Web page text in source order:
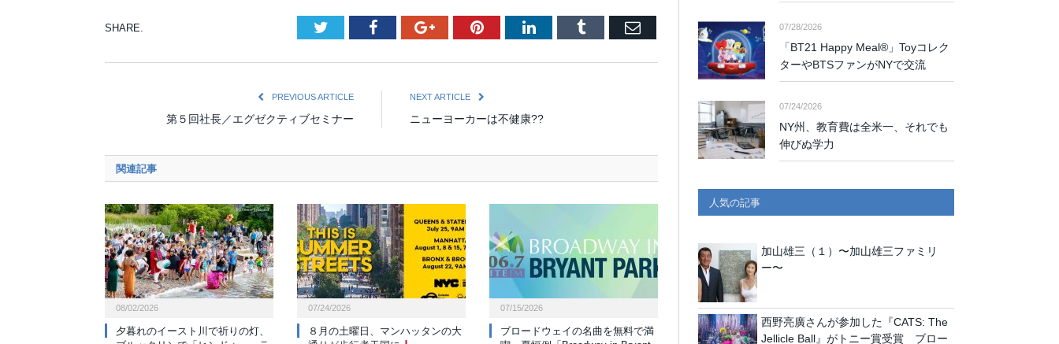
SHARE. Twitter FacebookGoogle+PinterestLinkedInTumblr Email
PREVIOUS ARTICLE
第５回社長／エグゼクティブセミナー
NEXT ARTICLE
ニューヨーカーは不健康??
関連記事
08/02/2026
夕暮れのイースト川で祈りの灯、
07/24/2026
８月の土曜日、マンハッタンの大
07/15/2026
ブロードウェイの名曲を無料で満
07/28/2026
「BT21 Happy Meal®」Toyコレク
ターやBTSファンがNYで交流
07/24/2026
NY州、教育費は全米一、それでも
伸びぬ学力
人気の記事
加山雄三（１）〜加山雄三ファミリ
ー〜
西野亮廣さんが参加した『CATS: The
Jellicle Ball』がトニー賞受賞 ブロー